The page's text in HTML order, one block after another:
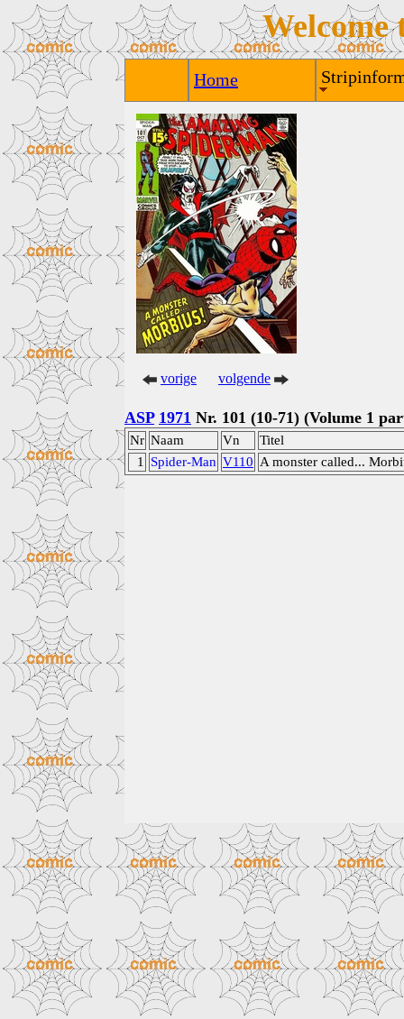
Welcome
Home
vorige volgende
ASP 1971 Nr. 101 (10-71) (Volume 1
Nr Naam Vn
Titel
1
Spider-Man V110 A monster called...